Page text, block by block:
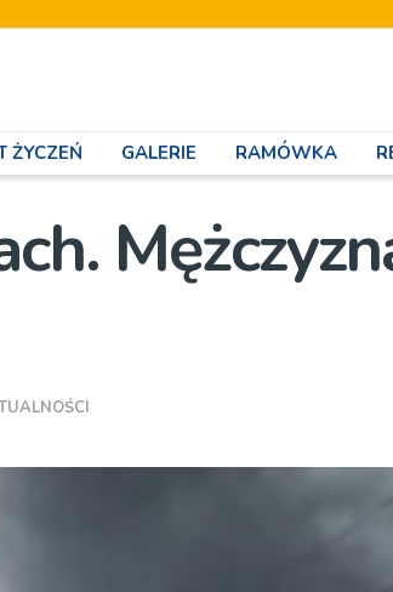
ŻYCZEŃ GALERIE RAMÓWKA